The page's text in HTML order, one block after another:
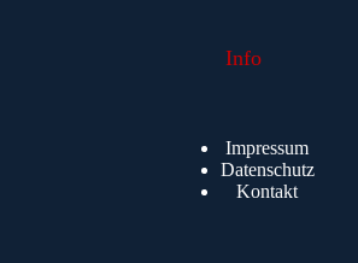
Info
Impressum
Datenschutz
Kontakt